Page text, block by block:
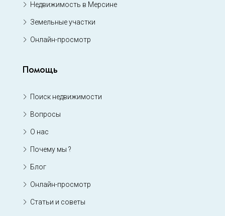
Недвижимость в Мерсине
Земельные участки
Онлайн-просмотр
Помощь
Поиск недвижимости
Вопросы
О нас
Почему мы ?
Блог
Онлайн-просмотр
Статьи и советы